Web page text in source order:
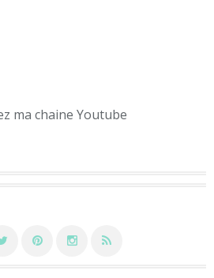
ma chaine Youtube